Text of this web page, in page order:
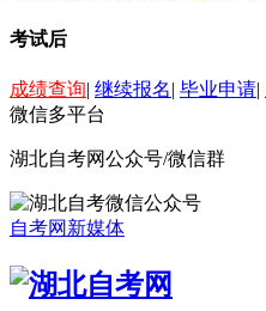
考试后
成绩查询| 继续报名| 毕业申请|
微信多平台
湖北自考网公众号/微信群
自考网新媒体